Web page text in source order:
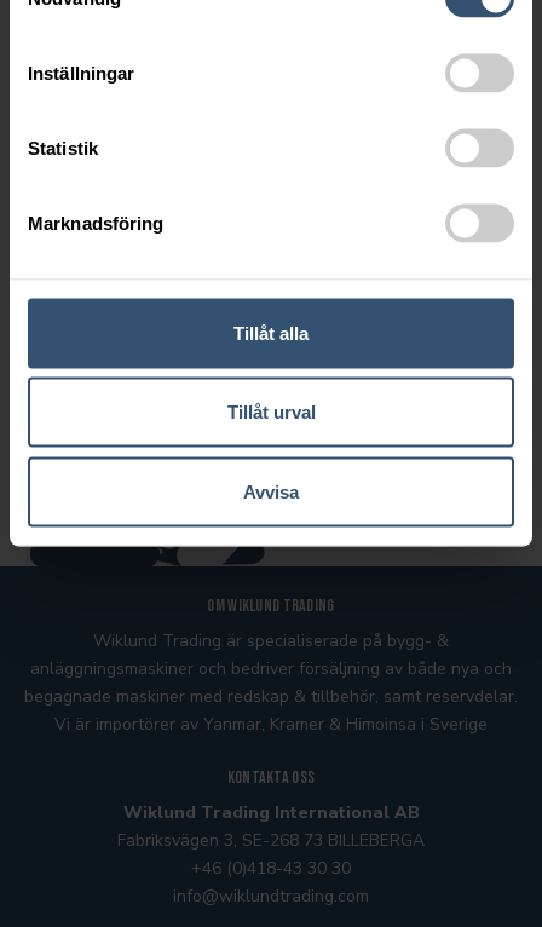
Inställningar
Statistik
Marknadsföring
Tillåt alla
Tillåt urval
Avvisa
adress i fältet nedan.
Om Wiklund Trading
Wiklund Trading är specialiserade på bygg- &
anläggningsmaskiner och bedriver försäljning av både nya och
begagnade maskiner med redskap & tillbehör, samt reservdelar.
Vi är importörer av Yanmar, Kramer & Himoinsa i Sverige
Kontakta oss
Wiklund Trading International AB
Fabriksvägen 3, SE-268 73 BILLEBERGA
+46 (0)418-43 30 30
info@wiklundtrading.com